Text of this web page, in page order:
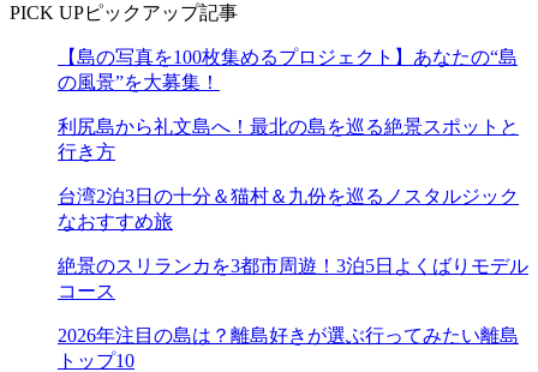
PICK UPピックアップ記事
【島の写真を100枚集めるプロジェクト】あなたの“島
の風景”を大募集！
利尻島から礼文島へ！最北の島を巡る絶景スポットと
行き方
台湾2泊3日の十分＆猫村＆九份を巡るノスタルジック
なおすすめ旅
絶景のスリランカを3都市周遊！3泊5日よくばりモデル
コース
2026年注目の島は？離島好きが選ぶ行ってみたい離島
トップ10